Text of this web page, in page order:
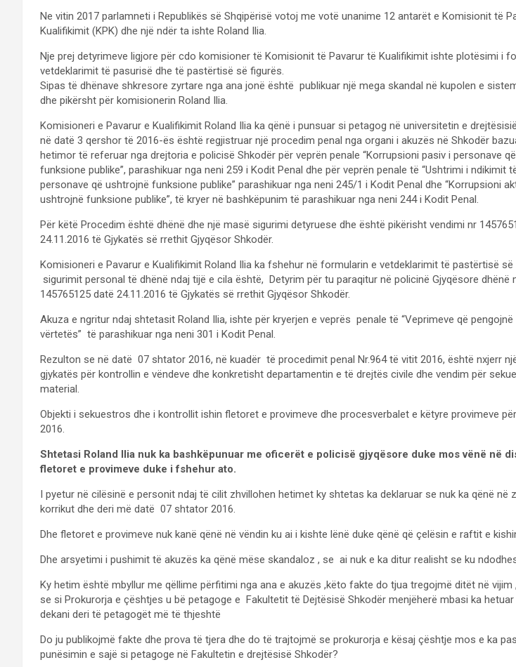
Ne vitin 2017 parlamneti i Republikës së Shqipërisë votoj me votë unanime 12 antarët e Komisionit të
Kualifikimit (KPK) dhe një ndër ta ishte Roland Ilia.
Nje prej detyrimeve ligjore për cdo komisioner të Komisionit të Pavarur të Kualifikimit ishte plotësimi i
vetdeklarimit të pasurisë dhe të pastërtisë së figurës.
Sipas të dhënave shkresore zyrtare nga ana jonë është publikuar një mega skandal në kupolen e
dhe pikërsht për komisionerin Roland Ilia.
Komisioneri e Pavarur e Kualifikimit Roland Ilia ka qënë i punsuar si petagog në universitetin e
në datë 3 qershor të 2016-ës është regjistruar një procedim penal nga organi i akuzës në Shkodër
hetimor të referuar nga drejtoria e policisë Shkodër për veprën penale “Korrupsioni pasiv i personave
funksione publike”, parashikuar nga neni 259 i Kodit Penal dhe për veprën penale të “Ushtrimi i ndikimit
personave që ushtrojnë funksione publike” parashikuar nga neni 245/1 i Kodit Penal dhe “Korrupsioni
ushtrojnë funksione publike”, të kryer në bashkëpunim të parashikuar nga neni 244 i Kodit Penal.
Për këtë Procedim është dhënë dhe një masë sigurimi detyruese dhe është pikërisht vendimi nr
24.11.2016 të Gjykatës së rrethit Gjyqësor Shkodër.
Komisioneri e Pavarur e Kualifikimit Roland Ilia ka fshehur në formularin e vetdeklarimit të pastërtisë
sigurimit personal të dhënë ndaj tijë e cila është, Detyrim për tu paraqitur në policinë Gjyqësore dhënë
145765125 datë 24.11.2016 të Gjykatës së rrethit Gjyqësor Shkodër.
Akuza e ngritur ndaj shtetasit Roland Ilia, ishte për kryerjen e veprës penale të “Veprimeve që
vërtetës” të parashikuar nga neni 301 i Kodit Penal.
Rezulton se në datë 07 shtator 2016, në kuadër të procedimit penal Nr.964 të vitit 2016, është nxjerr
gjykatës për kontrollin e vëndeve dhe konkretisht departamentin e të drejtës civile dhe vendim për
material.
Objekti i sekuestros dhe i kontrollit ishin fletoret e provimeve dhe procesverbalet e këtyre provimeve
2016.
Shtetasi Roland Ilia nuk ka bashkëpunuar me oficerët e policisë gjyqësore duke mos vënë në
fletoret e provimeve duke i fshehur ato.
I pyetur në cilësinë e personit ndaj të cilit zhvillohen hetimet ky shtetas ka deklaruar se nuk ka qënë në
korrikut dhe deri më datë 07 shtator 2016.
Dhe fletoret e provimeve nuk kanë qënë në vëndin ku ai i kishte lënë duke qënë që çelësin e raftit e
Dhe arsyetimi i pushimit të akuzës ka qënë mëse skandaloz , se ai nuk e ka ditur realisht se ku
Ky hetim është mbyllur me qëllime përfitimi nga ana e akuzës ,këto fakte do tjua tregojmë ditët në
se si Prokurorja e çështjes u bë petagoge e Fakultetit të Dejtësisë Shkodër menjëherë mbasi ka
dekani deri të petagogët më të thjeshtë
Do ju publikojmë fakte dhe prova të tjera dhe do të trajtojmë se prokurorja e kësaj çështje mos e ka
punësimin e sajë si petagoge në Fakultetin e drejtësisë Shkodër?